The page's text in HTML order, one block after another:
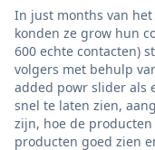
In just months van
konden ze grow hun
600 echte contacten)
volgers met behulp
added powr slider als
snel te laten zien,
zijn, hoe de
producten goed zien